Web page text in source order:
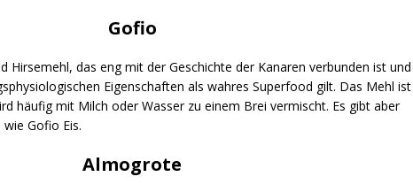
Gofio
Hirsemehl, das eng mit der Geschichte der Kanaren verbunden ist und
Eigenschaften als wahres Superfood gilt. Das Mehl ist
häufig mit Milch oder Wasser zu einem Brei vermischt. Es gibt aber
Gofio Eis.
Almogrote